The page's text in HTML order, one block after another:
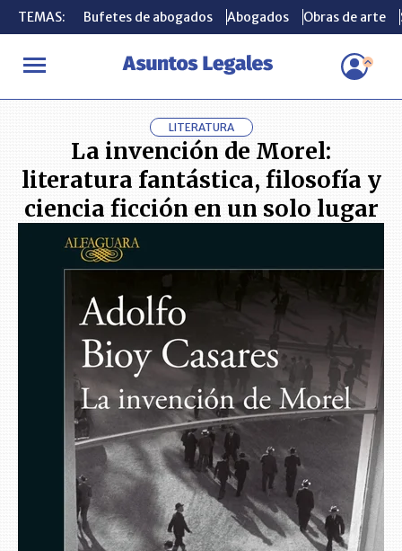
TEMAS: Bufetes de abogados Abogados Obras de arte
INICIO LIBROS La invención de Morel: literatura fantástica,
TEMAS: Bufetes de abogados Abogados Obras de arte
LITERATURA
La invención de Morel:
literatura fantástica, filosofía y
ciencia ficción en un solo lugar